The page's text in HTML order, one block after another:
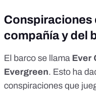
Conspiraciones
compañía y del
El barco se llama Ever
Evergreen. Esto ha
conspiraciones que